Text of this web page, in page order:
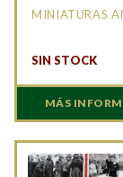
MINIATURAS
SIN STOCK
MÁS